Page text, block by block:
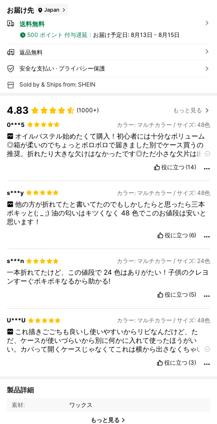
お届け先 Japan
送料無料
500 ポイント 付与遅延 お届け予定日: 8月13日 - 8月15日
返品無料
安全な支払い · プライバシー保護
Sold by & Ships from: SHEIN
4.83 (1000+) もっと見る
0***5 カラー: マルチカラー / サイズ: 48色
オイルパステル始めたくて購入！初心者には十分なボリューム
◎箱が柔いのでちょっとボロボロで届きました別でケース買うの
推奨。折れたり大きな欠けはなかったです◎ただ小さな欠片は出
役に立つ (14)
s***y カラー: マルチカラー / サイズ: 48色
他の方が折れてたと書いてたのでもしかしたらと思ったら三本
ポキッと(;
;)油の匂いはキツくなく48色でこのお値段は安いと
思います！
役に立つ (6)
s***n カラー: マルチカラー / サイズ: 24色
一本折れてたけど、この値段で 24色はありがたい！子供のクレヨ
ンすーぐボキボキなるから助かる!
役に立つ (5)
U***U カラー: マルチカラー / サイズ: 48色
これ描きごごちも良いし使いやすいからリピなんだけど、た
だ、ケースが使いづらいから別に何かに入れて使ったほうがい
い。カパって開くケースじゃなくてこれは横から出さなくちゃい
役に立つ (3)
製品詳細
素材: ワックス
もっと見る